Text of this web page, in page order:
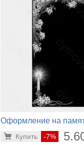
Оформление на
-7%
Купить